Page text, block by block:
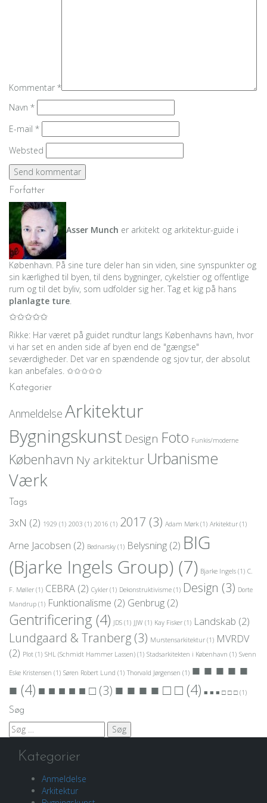
Kommentar *
Navn *
E-mail *
Websted
Forfatter
Asser Munch er arkitekt og arkitektur-guide i
København. På sine ture deler han sin viden, sine synspunkter og
sin kærlighed til byen, til dens bygninger, cykelstier og offentlige
rum og til det byliv, som udfolder sig her. Tag et kig på hans
planlagte ture.
✩✩✩✩✩
Rikke: Har været på guidet rundtur langs Københavns havn, hvor
vi har set en anden side af byen end de "gængse"
seværdigheder. Det var en spændende og sjov tur, der absolut
kan anbefales. ✩✩✩✩✩
Kategorier
Anmeldelse Arkitektur
Bygningskunst Design Foto Funkis/moderne
København Ny arkitektur Urbanisme
Værk
Tags
3xN (2) 1929 (1) 2003 (1) 2016 (1) 2017 (3) Adam Mørk(1) Arkitektur (1)
Arne Jacobsen (2) Bednarsky (1) Belysning (2) BIG
(Bjarke Ingels Group) (7) Bjarke Ingels (1) C.
F. Møller (1) CEBRA (2) Cykler (1) Dekonstruktivisme (1) Design (3) Dorte
Mandrup (1) Funktionalisme (2) Genbrug (2)
Gentrificering(4) JDS (1) JJW (1) Kay Fisker (1) Landskab (2)
Lundgaard & Tranberg (3) Murstensarkitektur (1) MVRDV
(2) Plot (1) SHL (Schmidt Hammer Lassen) (1) Stadsarkitekten i København (1) Svenn
Eske Kristensen (1) Søren Robert Lund (1) Thorvald Jørgensen (1) ■ ■ ■ ■ ■
■ (4) ■ ■ ■ ■ ■ □ (3) ■ ■ ■ ■ □ □(4) ■ ■ ■ □ □ □ (1)
Søg
Søg
efter:
Kategorier
Anmeldelse
Arkitektur